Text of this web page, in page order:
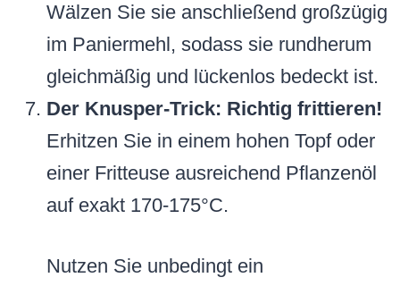
Wälzen Sie sie anschließend großzügig
im Paniermehl, sodass sie rundherum
gleichmäßig und lückenlos bedeckt ist.
Der Knusper-Trick: Richtig frittieren!
Erhitzen Sie in einem hohen Topf oder
einer Fritteuse ausreichend Pflanzenöl
auf exakt 170-175°C.
Nutzen Sie unbedingt ein